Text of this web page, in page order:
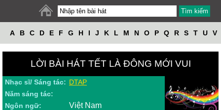
A B C D E F G H I J K L M N O P Q R S T U V
LỜI BÀI HÁT TẾT LÀ ĐÔNG MỚI VUI
Nhạc sĩ/ Sáng tác: DTAP
Năm sáng tác:
Ngôn ngữ:
Việt Nam